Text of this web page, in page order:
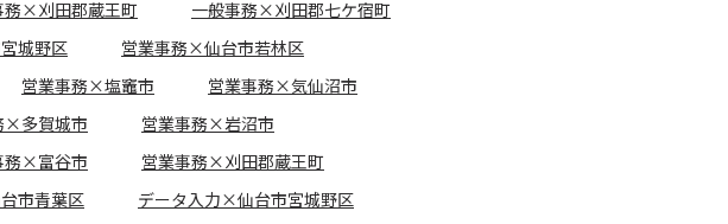
務×刈田郡蔵王町
一般事務×刈田郡七ケ宿町
城野区
営業事務×仙台市若林区
営業事務×塩竈市
営業事務×気仙沼市
×多賀城市
営業事務×岩沼市
務×富谷市
営業事務×刈田郡蔵王町
市青葉区
データ入力×仙台市宮城野区